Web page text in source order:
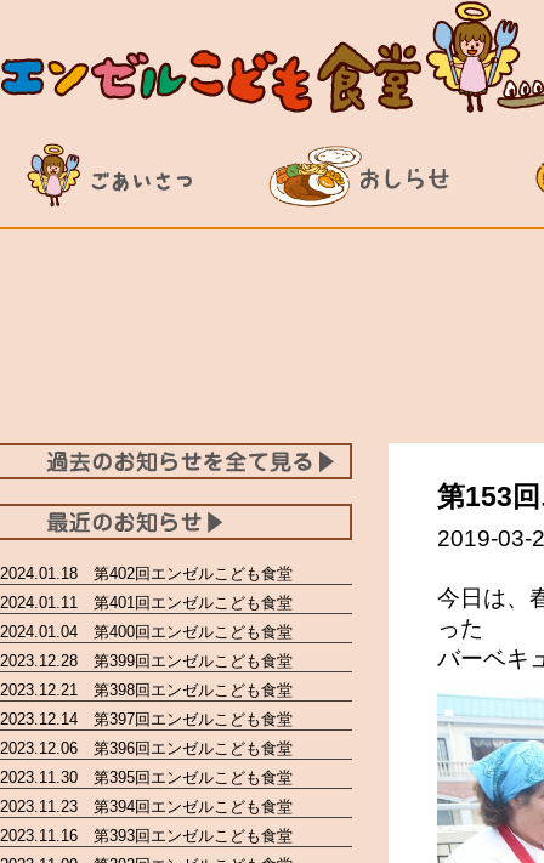
第153
2019-03-
今日は、
った
バーベキ
2024.01.18 第402回エンゼルこども食堂
2024.01.11 第401回エンゼルこども食堂
2024.01.04 第400回エンゼルこども食堂
2023.12.28 第399回エンゼルこども食堂
2023.12.21 第398回エンゼルこども食堂
2023.12.14 第397回エンゼルこども食堂
2023.12.06 第396回エンゼルこども食堂
2023.11.30 第395回エンゼルこども食堂
2023.11.23 第394回エンゼルこども食堂
2023.11.16 第393回エンゼルこども食堂